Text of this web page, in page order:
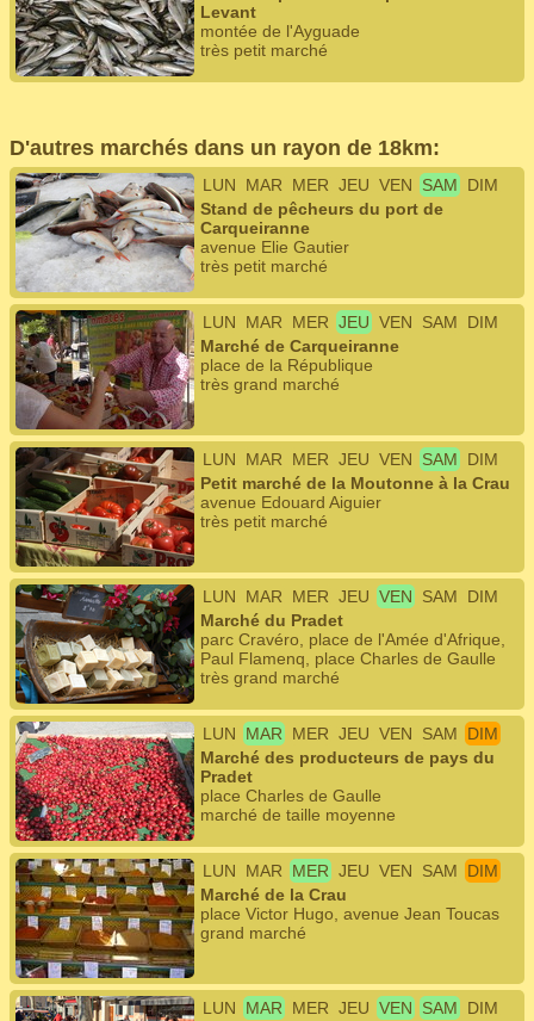
Levant
montée de l'Ayguade
très petit marché
D'autres marchés dans un rayon de 18km:
LUN MAR MER JEU VEN SAM
DIM
Stand de pêcheurs du port de
Carqueiranne
avenue Elie Gautier
très petit marché
LUN MAR MER JEU VEN SAM
DIM
Marché de Carqueiranne
place de la République
très grand marché
LUN MAR MER JEU VEN SAM
DIM
Petit marché de la Moutonne à la Crau
avenue Edouard Aiguier
très petit marché
LUN MAR MER JEU VEN SAM
DIM
Marché du Pradet
parc Cravéro, place de l'Amée d'Afrique,
Paul Flamenq, place Charles de Gaulle
très grand marché
LUN MAR MER JEU VEN SAM
DIM
Marché des producteurs de pays du
Pradet
place Charles de Gaulle
marché de taille moyenne
LUN MAR MER JEU VEN SAM
DIM
Marché de la Crau
place Victor Hugo, avenue Jean Toucas
grand marché
LUN MAR MER JEU VEN SAM
DIM